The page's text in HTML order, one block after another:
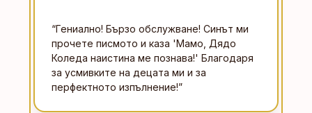
“Гениално! Бързо обслужване! Синът ми
прочете писмото и каза 'Мамо, Дядо
Коледа наистина ме познава!' Благодаря
за усмивките на децата ми и за
перфектното изпълнение!”